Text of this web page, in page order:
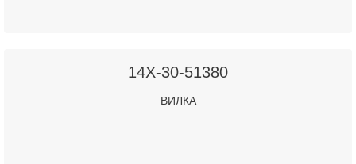
14X-30-51380
ВИЛКА